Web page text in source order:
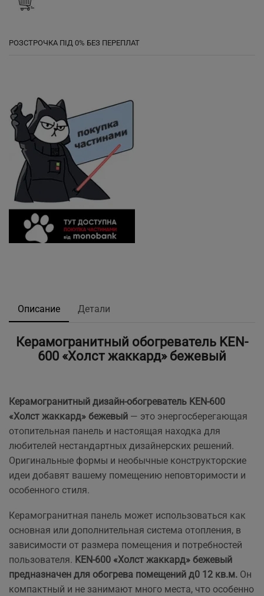
РОЗСТРОЧКА ПІД 0% БЕЗ ПЕРЕПЛАТ
Описание Детали
Керамогранитный обогреватель KEN-
600 «Холст жаккард» бежевый
Керамогранитный дизайн-обогреватель KEN-600
«Холст жаккард» бежевый — это энергосберегающая
отопительная панель и настоящая находка для
любителей нестандартных дизайнерских решений.
Оригинальные формы и необычные конструкторские
идеи добавят вашему помещению неповторимости и
особенного стиля.
Керамогранитная панель может использоваться как
основная или дополнительная система отопления, в
зависимости от размера помещения и потребностей
пользователя. KEN-600 «Холст жаккард» бежевый
предназначен для обогрева помещений д0 12 кв.м. Он
компактный и не занимают много места, что особенно